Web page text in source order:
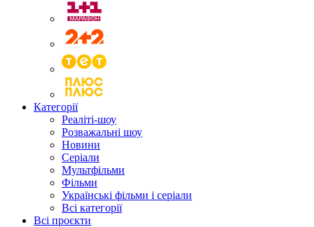
Категорії
Реаліті-шоу
Розважальні шоу
Новини
Серіали
Мультфільми
Фільми
Українські фільми і серіали
Всі категорії
Всі проєкти